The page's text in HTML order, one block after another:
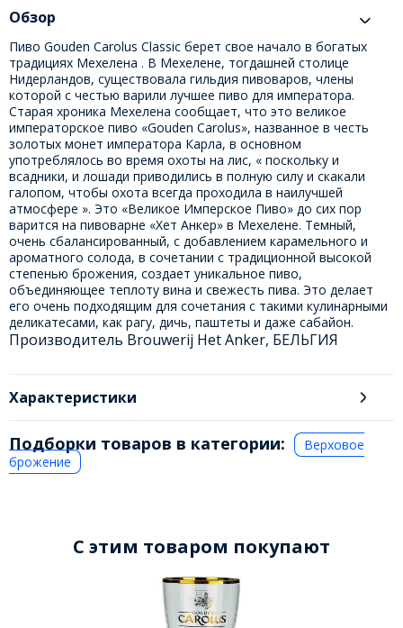
Обзор
Пиво Gouden Carolus Classic берет свое начало в богатых
традициях Мехелена . В Мехелене, тогдашней столице
Нидерландов, существовала гильдия пивоваров, члены
которой с честью варили лучшее пиво для императора.
Старая хроника Мехелена сообщает, что это великое
императорское пиво «Gouden Carolus», названное в честь
золотых монет императора Карла, в основном
употреблялось во время охоты на лис, « поскольку и
всадники, и лошади приводились в полную силу и скакали
галопом, чтобы охота всегда проходила в наилучшей
атмосфере ». Это «Великое Имперское Пиво» до сих пор
варится на пивоварне «Хет Анкер» в Мехелене. Темный,
очень сбалансированный, с добавлением карамельного и
ароматного солода, в сочетании с традиционной высокой
степенью брожения, создает уникальное пиво,
объединяющее теплоту вина и свежесть пива. Это делает
его очень подходящим для сочетания с такими кулинарными
деликатесами, как рагу, дичь, паштеты и даже сабайон.
Производитель Brouwerij Het Anker, БЕЛЬГИЯ
Характеристики
Подборки товаров в категории:
Верховое
брожение
C этим товаром покупают